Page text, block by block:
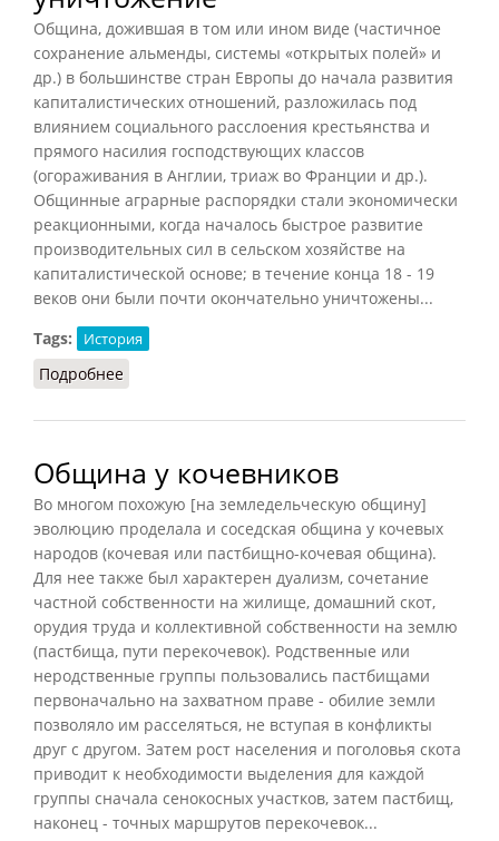
Община, дожившая в том или ином виде (частичное
сохранение альменды, системы «открытых полей» и
др.) в большинстве стран Европы до начала развития
капиталистических отношений, разложилась под
влиянием социального расслоения крестьянства и
прямого насилия господствующих классов
(огораживания в Англии, триаж во Франции и др.).
Общинные аграрные распорядки стали экономически
реакционными, когда началось быстрое развитие
производительных сил в сельском хозяйстве на
капиталистической основе; в течение конца 18 - 19
веков они были почти окончательно уничтожены...
Tags:
История
Подробнее
Община у кочевников
Во многом похожую [на земледельческую общину]
эволюцию проделала и соседская община у кочевых
народов (кочевая или пастбищно-кочевая община).
Для нее также был характерен дуализм, сочетание
частной собственности на жилище, домашний скот,
орудия труда и коллективной собственности на землю
(пастбища, пути перекочевок). Родственные или
неродственные группы пользовались пастбищами
первоначально на захватном праве - обилие земли
позволяло им расселяться, не вступая в конфликты
друг с другом. Затем рост населения и поголовья скота
приводит к необходимости выделения для каждой
группы сначала сенокосных участков, затем пастбищ,
наконец - точных маршрутов перекочевок...